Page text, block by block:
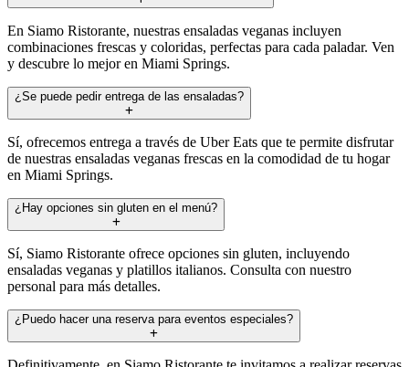
En Siamo Ristorante, nuestras ensaladas veganas incluyen
combinaciones frescas y coloridas, perfectas para cada paladar. Ven
y descubre lo mejor en Miami Springs.
¿Se puede pedir entrega de las ensaladas?
Sí, ofrecemos entrega a través de Uber Eats que te permite disfrutar
de nuestras ensaladas veganas frescas en la comodidad de tu hogar
en Miami Springs.
¿Hay opciones sin gluten en el menú?
Sí, Siamo Ristorante ofrece opciones sin gluten, incluyendo
ensaladas veganas y platillos italianos. Consulta con nuestro
personal para más detalles.
¿Puedo hacer una reserva para eventos especiales?